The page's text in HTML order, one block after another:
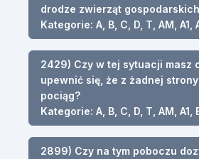
drodze zwierząt
Kategorie: A, B, C, D, T, AM, A1,
2429) Czy w tej sytuacji masz
upewnić się, że z żadnej
pociąg?
Kategorie: A, B, C, D, T, AM, A1,
2899) Czy na tym poboczu